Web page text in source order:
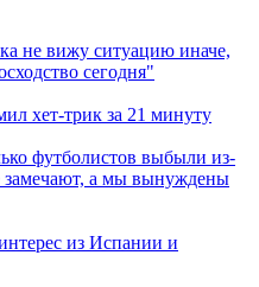
не вижу ситуацию иначе,
сегодня"
хет-трик за 21 минуту
футболистов выбыли из-
замечают, а мы вынуждены
из Испании и